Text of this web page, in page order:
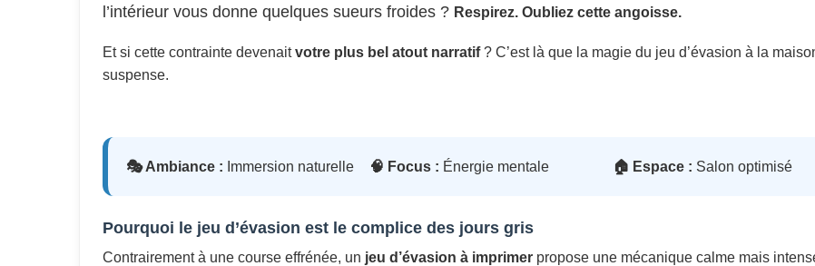
l’intérieur vous donne quelques sueurs froides ? Respirez. Oubliez cette angoisse.
Et si cette contrainte devenaitvotre plus bel atout narratif? C’est là que la magie du jeu d’évasion à la
suspense.
🎭 Ambiance : Immersion naturelle 🧠 Focus : Énergie mentale 🏠 Espace : Salon optimisé
Pourquoi le jeu d’évasion est le complice des jours gris
Contrairement à une course effrénée, un jeu d’évasion à imprimer propose une mécanique calme mais